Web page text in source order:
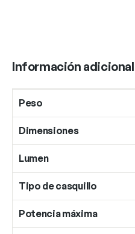
Información adicional
Peso
Dimensiones
Lumen
Tipo de casquillo
Potencia máxima